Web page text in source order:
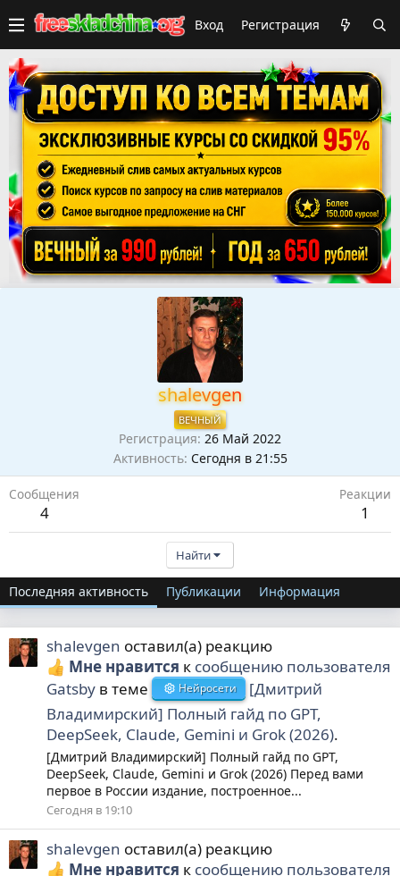
Вход Регистрация
shalevgen
ВЕЧНЫЙ
Регистрация 26 Май 2022
Активность Сегодня в 21:55
Сообщения
4
Реакции
1
Найти
Последняя активность Публикации Информация
shalevgen оставил(а) реакцию
Мне нравится к сообщению пользователя
Gatsby в теме Нейросети
[Дмитрий
Владимирский] Полный гайд по GPT,
DeepSeek, Claude, Gemini и Grok (2026).
[Дмитрий Владимирский] Полный гайд по GPT,
DeepSeek, Claude, Gemini и Grok (2026) Перед вами
первое в России издание, построенное...
Сегодня в 19:10
shalevgen оставил(а) реакцию
Мне нравится к сообщению пользователя